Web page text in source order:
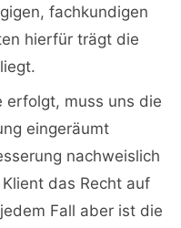
fachkundigen
hierfür trägt die
erfolgt, muss uns die
eingeräumt
nachweislich
das Recht auf
Fall aber ist die